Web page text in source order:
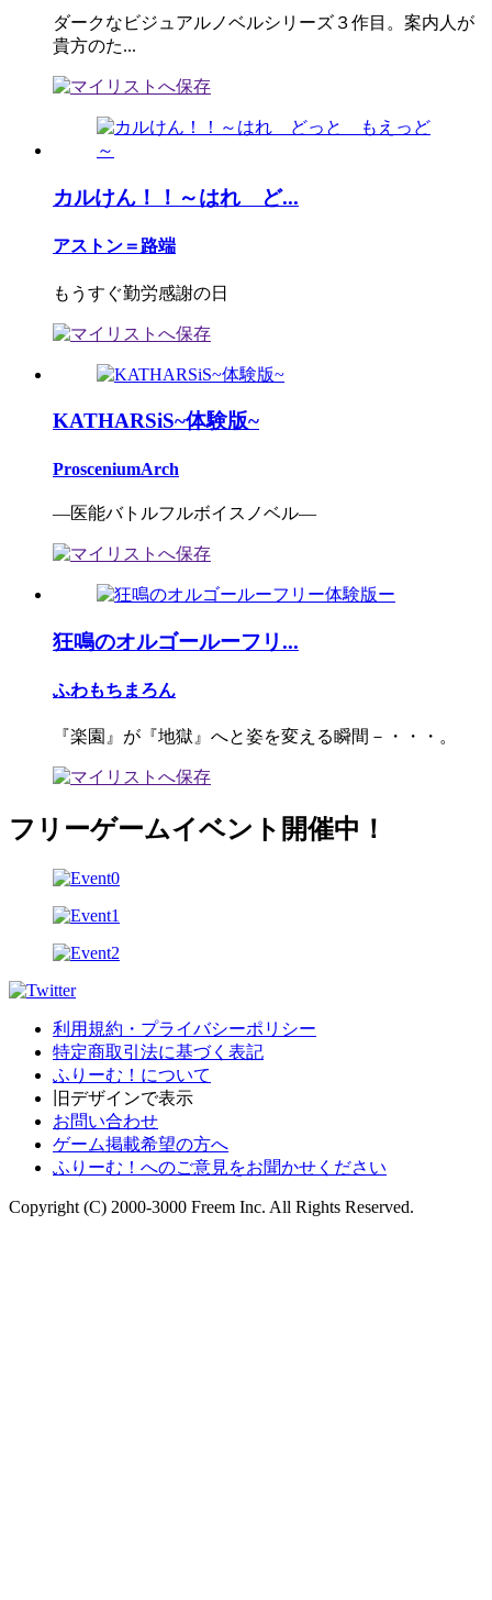
ダークなビジュアルノベルシリーズ３作目。案内人が
貴方のた...
カルけん！！～はれ ど...
アストン＝路端
もうすぐ勤労感謝の日
KATHARSiS~体験版~
ProsceniumArch
―医能バトルフルボイスノベル―
狂鳴のオルゴールーフリ...
ふわもちまろん
『楽園』が『地獄』へと姿を変える瞬間－・・・。
フリーゲームイベント開催中！
利用規約・プライバシーポリシー
特定商取引法に基づく表記
ふりーむ！について
旧デザインで表示
お問い合わせ
ゲーム掲載希望の方へ
ふりーむ！へのご意見をお聞かせください
Copyright (C) 2000-3000 Freem Inc. All Rights Reserved.